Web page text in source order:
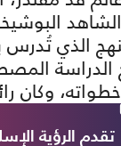
الشاهد
الذي تُدرس
وكان
تقدم الرؤية